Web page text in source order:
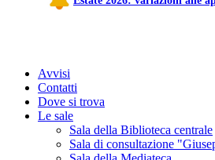
Avvisi
Contatti
Dove si trova
Le sale
Sala della Biblioteca centrale
Sala di consultazione